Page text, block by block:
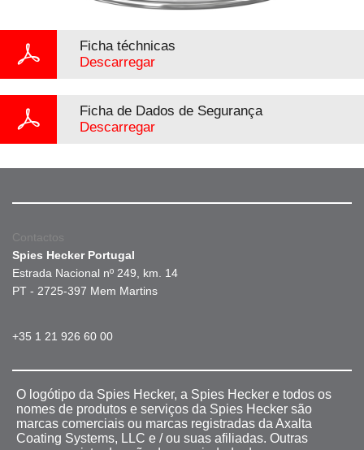
Ficha téchnicas
Descarregar
Ficha de Dados de Segurança
Descarregar
Contactos
Spies Hecker Portugal
Estrada Nacional nº 249, km. 14
PT - 2725-397 Mem Martins
+35 1 21 926 60 00
O logótipo da Spies Hecker, a Spies Hecker e todos os
nomes de produtos e serviços da Spies Hecker são
marcas comerciais ou marcas registradas da Axalta
Coating Systems, LLC e / ou suas afiliadas. Outras